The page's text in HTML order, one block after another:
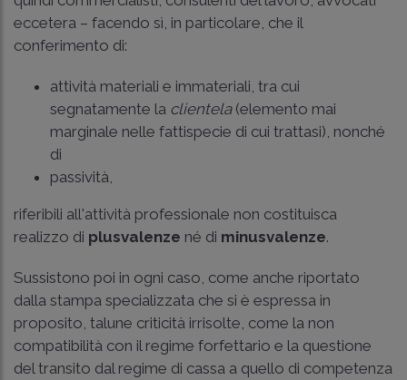
eccetera – facendo sì, in particolare, che il
conferimento di:
attività materiali e immateriali, tra cui
segnatamente la clientela (elemento mai
marginale nelle fattispecie di cui trattasi), nonché
di
passività,
riferibili all'attività professionale non costituisca
realizzo di plusvalenze né di minusvalenze.
Sussistono poi in ogni caso, come anche riportato
dalla stampa specializzata che si è espressa in
proposito, talune criticità irrisolte, come la non
compatibilità con il regime forfettario e la questione
del transito dal regime di cassa a quello di competenza